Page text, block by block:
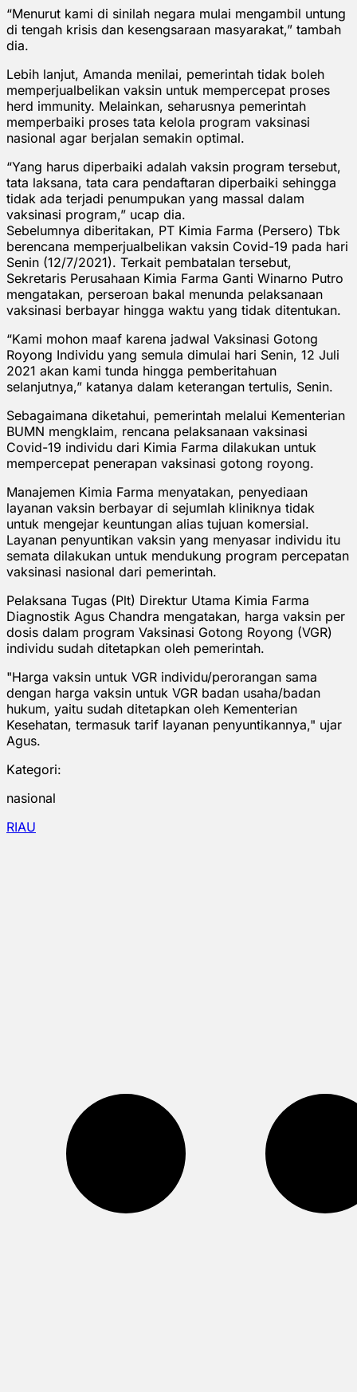
“Menurut kami di sinilah negara mulai mengambil untung
di tengah krisis dan kesengsaraan masyarakat,” tambah
dia.
Lebih lanjut, Amanda menilai, pemerintah tidak boleh
memperjualbelikan vaksin untuk mempercepat proses
herd immunity. Melainkan, seharusnya pemerintah
memperbaiki proses tata kelola program vaksinasi
nasional agar berjalan semakin optimal.
“Yang harus diperbaiki adalah vaksin program tersebut,
tata laksana, tata cara pendaftaran diperbaiki sehingga
tidak ada terjadi penumpukan yang massal dalam
vaksinasi program,” ucap dia.
Sebelumnya diberitakan, PT Kimia Farma (Persero) Tbk
berencana memperjualbelikan vaksin Covid-19 pada hari
Senin (12/7/2021). Terkait pembatalan tersebut,
Sekretaris Perusahaan Kimia Farma Ganti Winarno Putro
mengatakan, perseroan bakal menunda pelaksanaan
vaksinasi berbayar hingga waktu yang tidak ditentukan.
“Kami mohon maaf karena jadwal Vaksinasi Gotong
Royong Individu yang semula dimulai hari Senin, 12 Juli
2021 akan kami tunda hingga pemberitahuan
selanjutnya,” katanya dalam keterangan tertulis, Senin.
Sebagaimana diketahui, pemerintah melalui Kementerian
BUMN mengklaim, rencana pelaksanaan vaksinasi
Covid-19 individu dari Kimia Farma dilakukan untuk
mempercepat penerapan vaksinasi gotong royong.
Manajemen Kimia Farma menyatakan, penyediaan
layanan vaksin berbayar di sejumlah kliniknya tidak
untuk mengejar keuntungan alias tujuan komersial.
Layanan penyuntikan vaksin yang menyasar individu itu
semata dilakukan untuk mendukung program percepatan
vaksinasi nasional dari pemerintah.
Pelaksana Tugas (Plt) Direktur Utama Kimia Farma
Diagnostik Agus Chandra mengatakan, harga vaksin per
dosis dalam program Vaksinasi Gotong Royong (VGR)
individu sudah ditetapkan oleh pemerintah.
"Harga vaksin untuk VGR individu/perorangan sama
dengan harga vaksin untuk VGR badan usaha/badan
hukum, yaitu sudah ditetapkan oleh Kementerian
Kesehatan, termasuk tarif layanan penyuntikannya," ujar
Agus.
Kategori:
nasional
RIAU